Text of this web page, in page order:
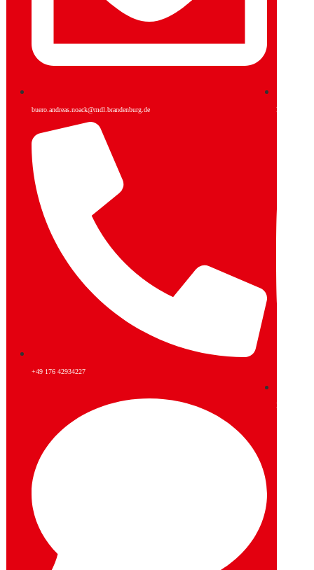
buero.andreas.noack@mdl.brandenburg.de
+49 176 42934227
Facebook
Instagram